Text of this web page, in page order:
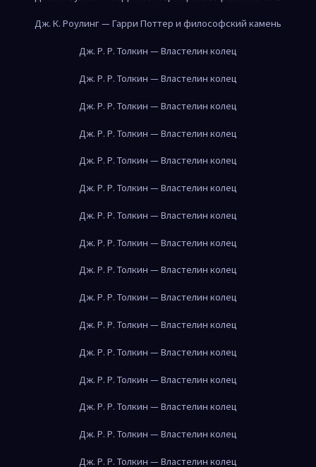
Дж. К. Роулинг — Гарри Поттер и философский камень
Дж. Р. Р. Толкин — Властелин колец
Дж. Р. Р. Толкин — Властелин колец
Дж. Р. Р. Толкин — Властелин колец
Дж. Р. Р. Толкин — Властелин колец
Дж. Р. Р. Толкин — Властелин колец
Дж. Р. Р. Толкин — Властелин колец
Дж. Р. Р. Толкин — Властелин колец
Дж. Р. Р. Толкин — Властелин колец
Дж. Р. Р. Толкин — Властелин колец
Дж. Р. Р. Толкин — Властелин колец
Дж. Р. Р. Толкин — Властелин колец
Дж. Р. Р. Толкин — Властелин колец
Дж. Р. Р. Толкин — Властелин колец
Дж. Р. Р. Толкин — Властелин колец
Дж. Р. Р. Толкин — Властелин колец
Дж. Р. Р. Толкин — Властелин колец